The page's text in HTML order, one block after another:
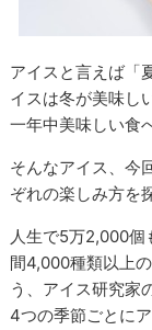
アイスと言えば「
イスは冬が美味し
一年中美味しい食
そんなアイス、今
ぞれの楽しみ方を
人生で5万2,000個
間4,000種類以上
う、アイス研究家
4つの季節ごとに